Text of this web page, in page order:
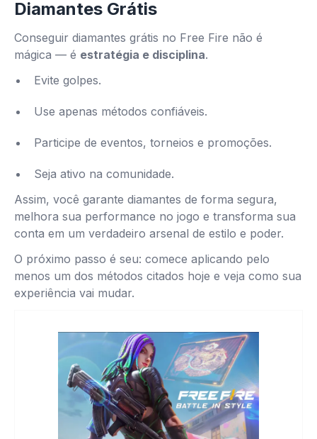
Diamantes Grátis
Conseguir diamantes grátis no Free Fire não é
mágica — é estratégia e disciplina.
Evite golpes.
Use apenas métodos confiáveis.
Participe de eventos, torneios e promoções.
Seja ativo na comunidade.
Assim, você garante diamantes de forma segura,
melhora sua performance no jogo e transforma sua
conta em um verdadeiro arsenal de estilo e poder.
O próximo passo é seu: comece aplicando pelo
menos um dos métodos citados hoje e veja como sua
experiência vai mudar.